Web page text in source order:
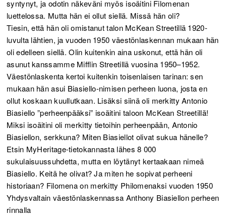
syntynyt, ja odotin näkeväni myös isoäitini Filomenan
luettelossa. Mutta hän ei ollut siellä. Missä hän oli?
Tiesin, että hän oli omistanut talon McKean Streetillä 1920-
luvulta lähtien, ja vuoden 1950 väestönlaskennan mukaan hän
oli edelleen siellä. Olin kuitenkin aina uskonut, että hän oli
asunut kanssamme Mifflin Streetillä vuosina 1950–1952.
Väestönlaskenta kertoi kuitenkin toisenlaisen tarinan: sen
mukaan hän asui Biasiello-nimisen perheen luona, josta en
ollut koskaan kuullutkaan. Lisäksi siinä oli merkitty Antonio
Biasiello ”perheenpääksi” isoäitini taloon McKean Streetillä!
Miksi isoäitini oli merkitty tietoihin perheenpään, Antonio
Biasiellon, serkkuna? Miten Biasiellot olivat sukua hänelle?
Etsin MyHeritage-tietokannasta lähes 8 000
sukulaisuussuhdetta, mutta en löytänyt kertaakaan nimeä
Biasiello. Keitä he olivat? Ja miten he sopivat perheeni
historiaan? Filomena on merkitty Philomenaksi vuoden 1950
Yhdysvaltain väestönlaskennassa Anthony Biasiellon perheen
rinnalla